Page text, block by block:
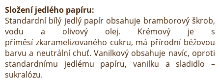
Složení jedlého papíru:
Standardní bílý jedlý papír obsahuje bramborový škrob,
vodu a olivový olej. Krémový je s
příměsí zkaramelizovaného cukru, má přírodní béžovou
barvu a neutrální chuť. Vanilkový obsahuje navíc, oproti
standardnímu jedlému papíru, vanilku a sladidlo –
sukralózu.